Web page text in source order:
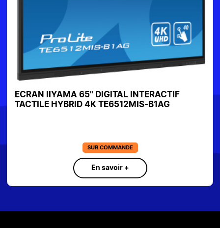
ECRAN IIYAMA 65" DIGITAL INTERACTIF
TACTILE HYBRID 4K TE6512MIS-B1AG
SUR COMMANDE
En savoir +